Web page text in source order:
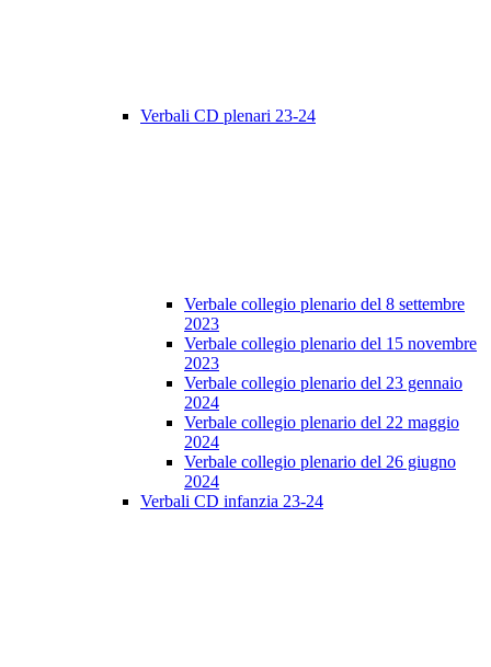
Verbali CD plenari 23-24
Verbale collegio plenario del 8 settembre
2023
Verbale collegio plenario del 15 novembre
2023
Verbale collegio plenario del 23 gennaio
2024
Verbale collegio plenario del 22 maggio
2024
Verbale collegio plenario del 26 giugno
2024
Verbali CD infanzia 23-24